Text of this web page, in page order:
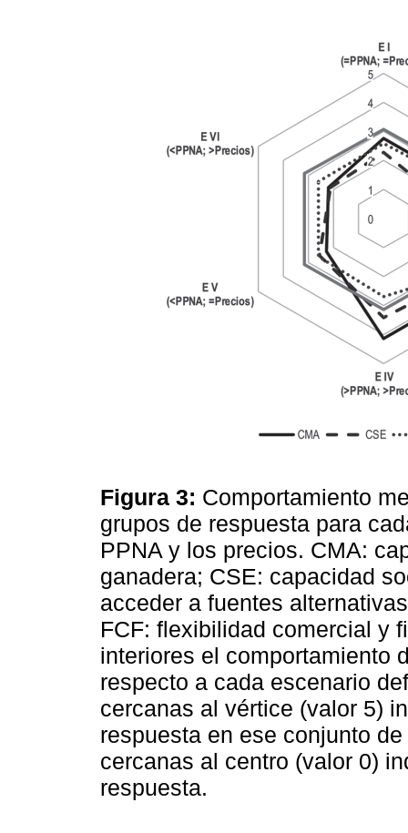
Figura 3: Comportamiento
grupos de respuesta para
PPNA y los precios. CMA:
ganadera; CSE: capacidad
acceder a fuentes
FCF: flexibilidad comercial y
interiores el comportamiento
respecto a cada escenario
cercanas al vértice (valor 5)
respuesta en ese conjunto
cercanas al centro (valor 0)
respuesta.